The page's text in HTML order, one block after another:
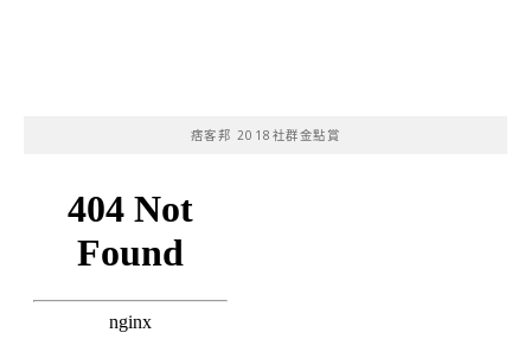
痞客邦 2018社群金點賞